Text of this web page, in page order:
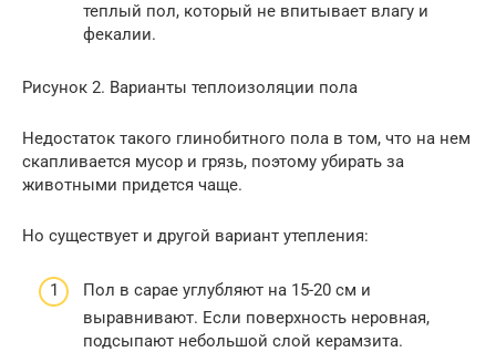
теплый пол, который не впитывает влагу и
фекалии.
Рисунок 2. Варианты теплоизоляции пола
Недостаток такого глинобитного пола в том, что на нем
скапливается мусор и грязь, поэтому убирать за
животными придется чаще.
Но существует и другой вариант утепления:
Пол в сарае углубляют на 15-20 см и
выравнивают. Если поверхность неровная,
подсыпают небольшой слой керамзита.